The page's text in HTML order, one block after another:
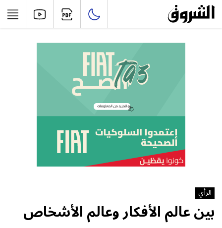
الرأي
بين عالم الأفكار وعالم الأشخاص